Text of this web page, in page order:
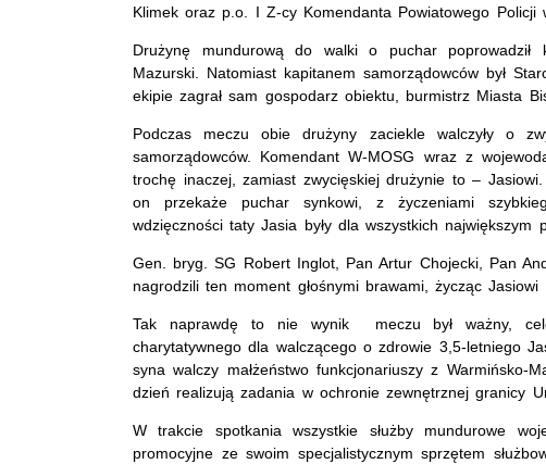
Klimek oraz p.o. I Z-cy Komendanta Powiatowego
Drużynę mundurową do walki o puchar poprowadził
Mazurski. Natomiast kapitanem samorządowców był
ekipie zagrał sam gospodarz obiektu, burmistrz Miasta
Podczas meczu obie drużyny zaciekle walczyły o
samorządowców. Komendant W-MOSG wraz z
trochę inaczej, zamiast zwycięskiej drużynie to –
on przekaże puchar synkowi, z życzeniami
wdzięczności taty Jasia były dla wszystkich największym
Gen. bryg. SG Robert Inglot, Pan Artur Chojecki, Pan
nagrodzili ten moment głośnymi brawami, życząc
Tak naprawdę to nie wynik meczu był ważny,
charytatywnego dla walczącego o zdrowie 3,5-letniego
syna walczy małżeństwo funkcjonariuszy z Warmińsko-
dzień realizują zadania w ochronie zewnętrznej granicy
W trakcie spotkania wszystkie służby mundurowe
promocyjne ze swoim specjalistycznym sprzętem